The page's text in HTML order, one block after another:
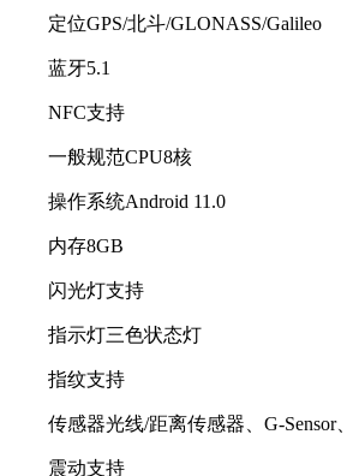
定位GPS/北斗/GLONASS/Galileo
蓝牙5.1
NFC支持
一般规范CPU8核
操作系统Android 11.0
内存8GB
闪光灯支持
指示灯三色状态灯
指纹支持
传感器光线/距离传感器、G-Sensor
震动支持